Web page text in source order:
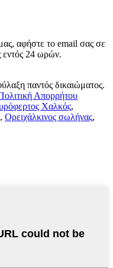
αφήστε το email σας σε
εντός 24 ωρών.
παντός δικαιώματος.
Απορρήτου
Χαλκός,
, Ορειχάλκινος σωλήνας,